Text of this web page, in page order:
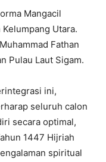
Mangacil
Utara.
Fathan
Pulau Laut Sigam.
ini,
seluruh calon
secara optimal,
1447 Hijriah
spiritual